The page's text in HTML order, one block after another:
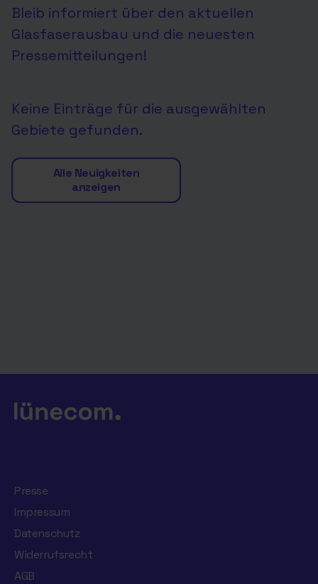
Bleib informiert über den aktuellen
Glasfaserausbau und die neuesten
Pressemitteilungen!
Keine Einträge für die ausgewählten
Gebiete gefunden.
Alle Neuigkeiten
anzeigen
Presse
Impressum
Datenschutz
Widerrufsrecht
AGB